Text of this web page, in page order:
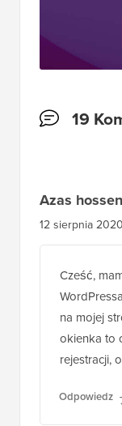
Interakcje
19
Azas hossen
12 sierpnia
Cześć,
na mojej
okienka to
rejestracji,
Odpowiedz